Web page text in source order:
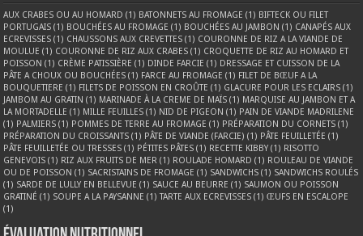
AUX CRABES OU AU HOMARD (1) BATONNETS AU FROMAGE (1) BIFTECK OU FILET
PORTUGAIS (1) BOUCHÉES AU FROMAGE (1) BOUCHÉES AU JAMBON (1) CANAPÉS AUX
ECREVISSES (1) CHAUSSONS AUX CREVETTES (1) COURONNE DE RIZ A LA VIANDE DE
MOULUE (1) COURONNE DE RIZ AUX CRABES (1) CROQUETTE DE RIZ AU HOMARD ET
POISSON (1) CRÈME PATISSIÈRE (1) DINDE FARCIE (1) DRESSAGE ET CUISSON DE LA
PÂTE A CHOUX OU BOUCHÉES (1) FARCE AU FROMAGE (1) FILET DE BŒUF A LA
BOUQUETIERE (1) FILETS DE POISSON EN CROÛTE (1) GLACURE POUR LES ECLAIRS (1)
JAMBOM AU GRATIN (1) MARINADE À LA CREME DE MAÏS (1) MARQUISE AU JAMBON ET A
LA MORTADELLE (1) MILLE FEUILLES (1) NID DE PIGEON (1) PAIN DE VIANDE MADRILENE
(1) PALMIERS (1) POMMES DE TERRE AU FROMAGE (1) PRÉPARATION DU CORNETS (1)
PRÉPARATION DU CROISSANTS (1) PÂTE DE VIANDE (FARCIE) (1) PÂTE FEUILLETÉE (1)
PÂTE FEUILLETÉE OU TRESSES (1) PÉTITES PÂTES (1) RECETTE KIBBY (1) RISOTTO
GENEVOIS (1) RIZ AUX FRUITS DE MER (1) ROULADE HOMARD (1) ROULEAU DE VIANDE
OU DE POISSON (1) SACRISTAINS DE FROMAGE (1) SANDWICHS (1) SANDWICHS ROULÉS
(1) SARDE DE LULLY EN BELLEVUE (1) SAUCE AU BEURRE (1) SAUMON OU POISSON
GRATINÉ (1) SOUPE A LA PAYSANNE (1) TARTE AUX ECREVISSES (1) ŒUFS EN ESCALOPE
(1)